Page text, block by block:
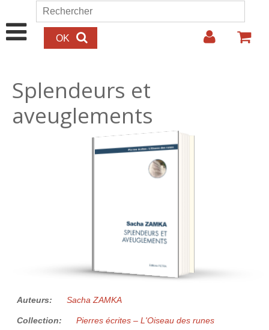
Aller au contenu principal
Formulaire de recherche
Rechercher
Splendeurs et
aveuglements
12.00€
Auteurs: Sacha ZAMKA
Collection: Pierres écrites – L'Oiseau des runes